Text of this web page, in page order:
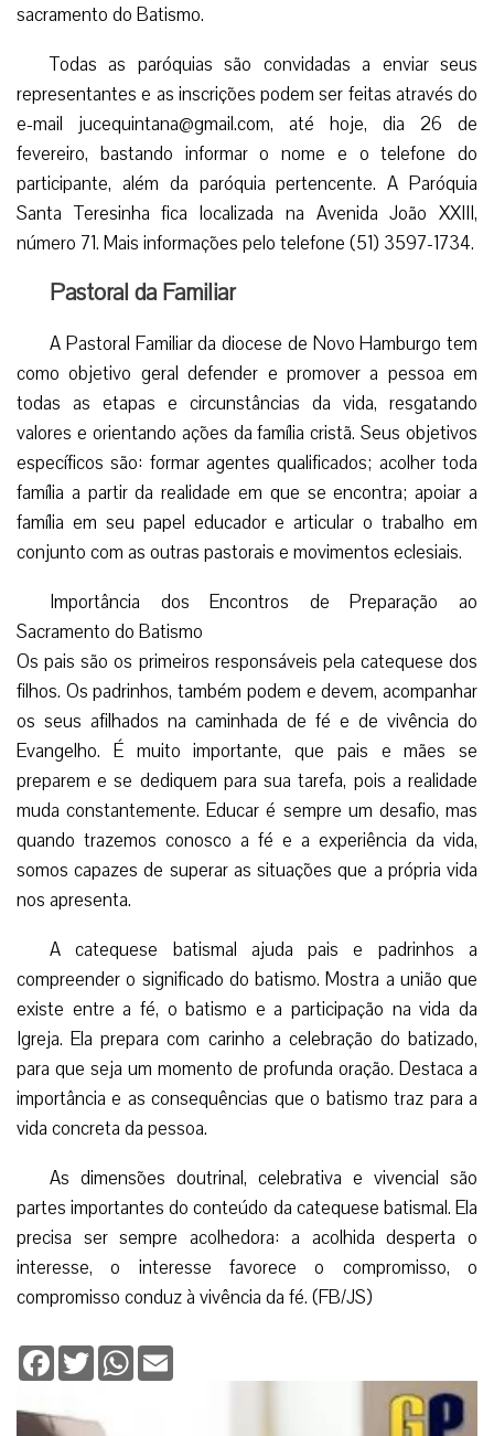
sacramento do Batismo.
Todas as paróquias são convidadas a enviar seus
representantes e as inscrições podem ser feitas através do
e-mail jucequintana@gmail.com, até hoje, dia 26 de
fevereiro, bastando informar o nome e o telefone do
participante, além da paróquia pertencente. A Paróquia
Santa Teresinha fica localizada na Avenida João XXIII,
número 71. Mais informações pelo telefone (51) 3597-1734.
Pastoral da Familiar
A Pastoral Familiar da diocese de Novo Hamburgo tem
como objetivo geral defender e promover a pessoa em
todas as etapas e circunstâncias da vida, resgatando
valores e orientando ações da família cristã. Seus objetivos
específicos são: formar agentes qualificados; acolher toda
família a partir da realidade em que se encontra; apoiar a
família em seu papel educador e articular o trabalho em
conjunto com as outras pastorais e movimentos eclesiais.
Importância dos Encontros de Preparação ao
Sacramento do Batismo
Os pais são os primeiros responsáveis pela catequese dos
filhos. Os padrinhos, também podem e devem, acompanhar
os seus afilhados na caminhada de fé e de vivência do
Evangelho. É muito importante, que pais e mães se
preparem e se dediquem para sua tarefa, pois a realidade
muda constantemente. Educar é sempre um desafio, mas
quando trazemos conosco a fé e a experiência da vida,
somos capazes de superar as situações que a própria vida
nos apresenta.
A catequese batismal ajuda pais e padrinhos a
compreender o significado do batismo. Mostra a união que
existe entre a fé, o batismo e a participação na vida da
Igreja. Ela prepara com carinho a celebração do batizado,
para que seja um momento de profunda oração. Destaca a
importância e as consequências que o batismo traz para a
vida concreta da pessoa.
As dimensões doutrinal, celebrativa e vivencial são
partes importantes do conteúdo da catequese batismal. Ela
precisa ser sempre acolhedora: a acolhida desperta o
interesse, o interesse favorece o compromisso, o
compromisso conduz à vivência da fé. (FB/JS)
Facebook
TwitterWhatsApp